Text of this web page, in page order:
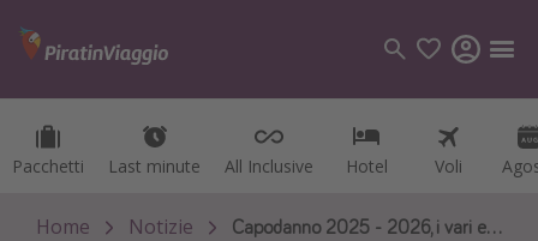
Pacchetti Last minute All Inclusive Hotel Voli
Pacchetti Last minute All Inclusive Hotel Voli
Categorie
VoliHome Notizie Capodanno 2025 - 2026, i vari eventi